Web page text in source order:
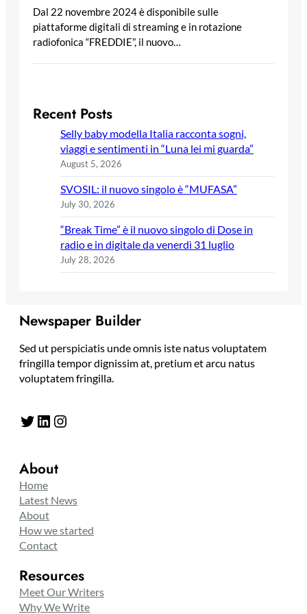
Dal 22 novembre 2024 è disponibile sulle
piattaforme digitali di streaming e in rotazione
radiofonica “FREDDIE”, il nuovo…
Recent Posts
Selly baby modella Italia racconta sogni,
viaggi e sentimenti in “Luna lei mi guarda”
August 5, 2026
SVOSIL: il nuovo singolo è “MUFASA”
July 30, 2026
“Break Time” è il nuovo singolo di Dose in
radio e in digitale da venerdì 31 luglio
July 28, 2026
Newspaper Builder
Sed ut perspiciatis unde omnis iste natus voluptatem
fringilla tempor dignissim at, pretium et arcu natus
voluptatem fringilla.
Twitter LinkedIn Instagram
About
Home
Latest News
About
How we started
Contact
Resources
Meet Our Writers
Why We Write